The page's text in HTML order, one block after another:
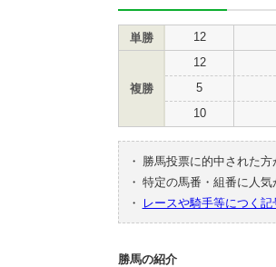
単勝 12
複勝
12
5
10
・
勝馬投票に的中された
・ 特定の馬番・組番に人気
・
レースや騎手等につく記
勝馬の紹介